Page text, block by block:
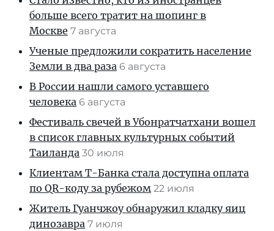
больше всего тратит на шопинг в
Москве 7 августа
Ученые предложили сократить население
Земли в два раза 6 августа
В России нашли самого уставшего
человека 6 августа
Фестиваль свечей в Убонратчатхани вошел
в список главных культурных событий
Таиланда 30 июля
Клиентам T-Банка стала доступна оплата
по QR-коду за рубежом 22 июля
Житель Гуанчжоу обнаружил кладку яиц
динозавра 7 июля